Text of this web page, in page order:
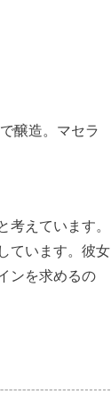
醸造。マセラ
えています。
ています。彼女
ンを求めるの